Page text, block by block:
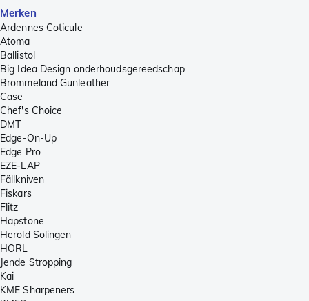
Merken
Ardennes Coticule
Atoma
Ballistol
Big Idea Design onderhoudsgereedschap
Brommeland Gunleather
Case
Chef's Choice
DMT
Edge-On-Up
Edge Pro
EZE-LAP
Fällkniven
Fiskars
Flitz
Hapstone
Herold Solingen
HORL
Jende Stropping
Kai
KME Sharpeners